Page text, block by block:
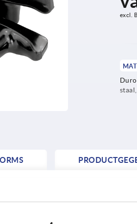
excl.